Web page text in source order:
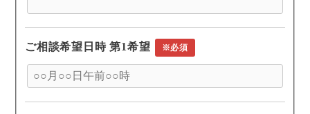
ご相談希望日時 第1希望 ※必須